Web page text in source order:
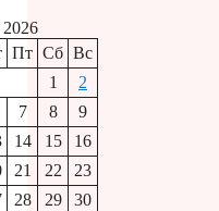
Пт Сб Вс
1
2
7 8
9
14 15
16
21 22
23
28 29
30